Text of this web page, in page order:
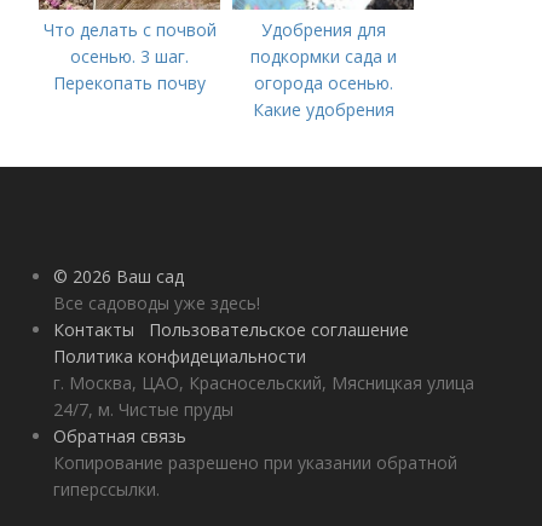
Что делать с почвой
осенью. 3 шаг.
Перекопать почву
Удобрения для
подкормки сада и
огорода осенью.
Какие удобрения
правильно это
© 2026 Ваш сад
Все садоводы уже здесь!
Контакты
Пользовательское соглашение
Политика конфидециальности
г. Москва, ЦАО, Красносельский, Мясницкая улица
24/7, м. Чистые пруды
Обратная связь
Копирование разрешено при указании обратной
гиперссылки.